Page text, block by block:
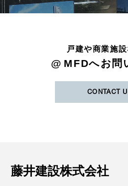
戸建や商業施
@ MFDへお問
CONTACT
藤井建設株式会社